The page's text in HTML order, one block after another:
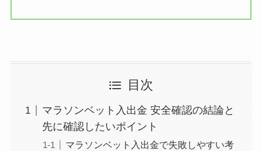
目次
マラソンベット入出金 安全確認の結論と
先に確認したいポイント
マラソンベット入出金で失敗しやすい考